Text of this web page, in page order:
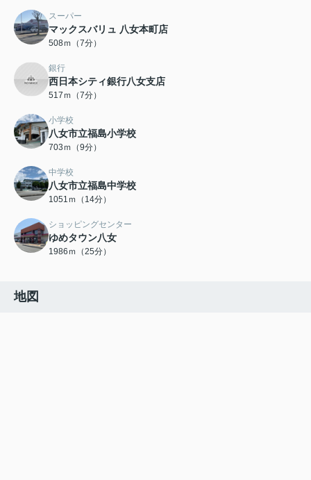
スーパー
マックスバリュ 八女本町店
508ｍ（7分）
銀行
西日本シティ銀行八女支店
517ｍ（7分）
小学校
八女市立福島小学校
703ｍ（9分）
中学校
八女市立福島中学校
1051ｍ（14分）
ショッピングセンター
ゆめタウン八女
1986ｍ（25分）
地図